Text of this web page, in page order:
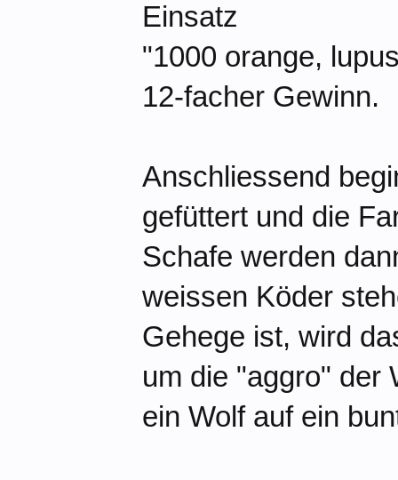
Einsatz
"1000 orange,
12-facher Gewinn.
Anschliessend
gefüttert und die
Schafe werden
weissen Köder
Gehege ist, wird
um die "aggro" der
ein Wolf auf ein